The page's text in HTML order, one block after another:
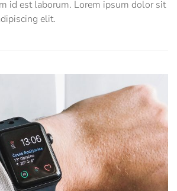
id est laborum. Lorem ipsum dolor sit
elit.